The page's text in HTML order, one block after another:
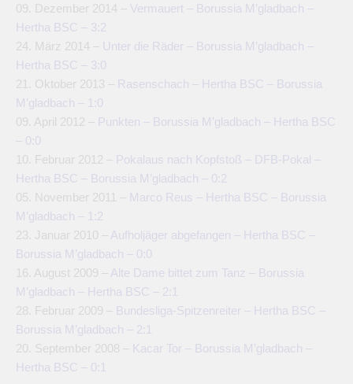
09. Dezember 2014 – Vermauert – Borussia M’gladbach –
Hertha BSC – 3:2
24. März 2014 –
Unter die Räder – Borussia M’gladbach –
Hertha BSC – 3:0
21. Oktober 2013 – Rasenschach – Hertha BSC – Borussia
M’gladbach – 1:0
09. April 2012 – Punkten – Borussia M’gladbach – Hertha BSC
– 0:0
10. Februar 2012 – Pokalaus nach Kopfstoß – DFB-Pokal –
Hertha BSC – Borussia M’gladbach – 0:2
05. November 2011 – Marco Reus – Hertha BSC – Borussia
M’gladbach – 1:2
23. Januar 2010 – Aufholjäger abgefangen – Hertha BSC –
Borussia M’gladbach – 0:0
16. August 2009 – Alte Dame bittet zum Tanz – Borussia
M’gladbach – Hertha BSC – 2:1
28. Februar 2009 – Bundesliga-Spitzenreiter – Hertha BSC –
Borussia M’gladbach – 2:1
20. September 2008 – Kacar Tor – Borussia M’gladbach –
Hertha BSC – 0:1